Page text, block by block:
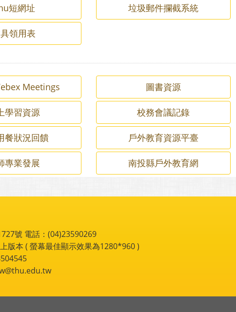
短網址 垃圾郵件攔截系統
領用表
Meetings 圖書資源
學習資源 校務會議記錄
餐狀況回饋 戶外教育資源平臺
專業發展 南投縣戶外教育網
號 電話：(04)23590269
版本 ( 螢幕最佳顯示效果為1280*960 )